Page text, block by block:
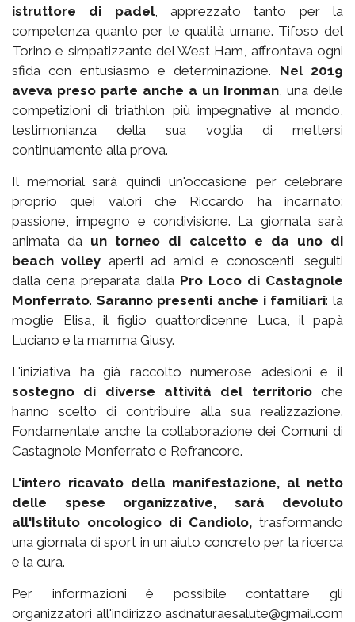
istruttore di padel, apprezzato tanto per la
competenza quanto per le qualità umane. Tifoso del
Torino e simpatizzante del West Ham, affrontava ogni
sfida con entusiasmo e determinazione. Nel 2019
aveva preso parte anche a un Ironman , una delle
competizioni di triathlon più impegnative al mondo,
testimonianza della sua voglia di mettersi
continuamente alla prova.
Il memorial sarà quindi un'occasione per celebrare
proprio quei valori che Riccardo ha incarnato:
passione, impegno e condivisione. La giornata sarà
animata da un torneo di calcetto e da uno di
beach volley aperti ad amici e conoscenti, seguiti
dalla cena preparata dalla Pro Loco di Castagnole
Monferrato. Saranno presenti anche i familiari: la
moglie Elisa, il figlio quattordicenne Luca, il papà
Luciano e la mamma Giusy.
L'iniziativa ha già raccolto numerose adesioni e il
sostegno di diverse attività del territorioche
hanno scelto di contribuire alla sua realizzazione.
Fondamentale anche la collaborazione dei Comuni di
Castagnole Monferrato e Refrancore.
L'intero ricavato della manifestazione, al netto
delle spese organizzative, sarà devoluto
all'Istituto oncologico di Candiolo, trasformando
una giornata di sport in un aiuto concreto per la ricerca
e la cura.
Per informazioni è possibile contattare gli
organizzatori all'indirizzo asdnaturaesalute@gmail.com